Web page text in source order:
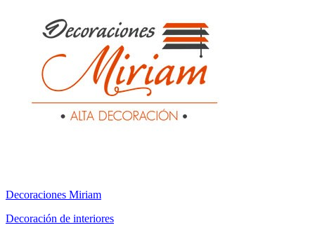
Decoraciones Miriam
Decoración de interiores